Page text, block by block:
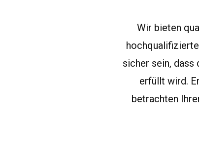
Wir bieten
sicher sein,
erfüllt wird.
betrachten